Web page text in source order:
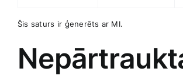
Šis saturs ⁤ir ģenerēts ar MI.